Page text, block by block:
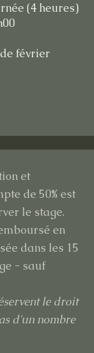
(4 heures)
février
et
de 50% est
le stage.
en
dans les 15
- sauf
le droit
d'un nombre